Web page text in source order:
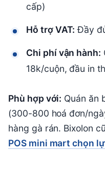
cấp)
Hỗ trợ VAT: Đầy
Chi phí vận hành:
18k/cuộn, đầu in
Phù hợp với: Quán ăn
(300-800 hoá đơn/
hàng gà rán. Bixolon
POS mini mart chọn